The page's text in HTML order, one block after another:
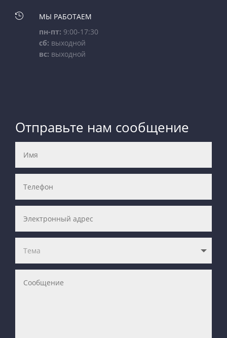

МЫ РАБОТАЕМ
пн-пт: 9:00-17:30
сб: выходной
вс: выходной
Отправьте нам сообщение